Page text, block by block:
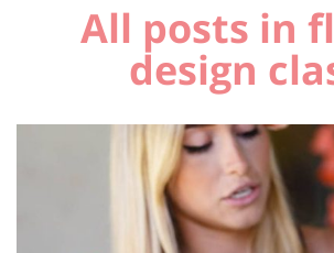
All posts in
design